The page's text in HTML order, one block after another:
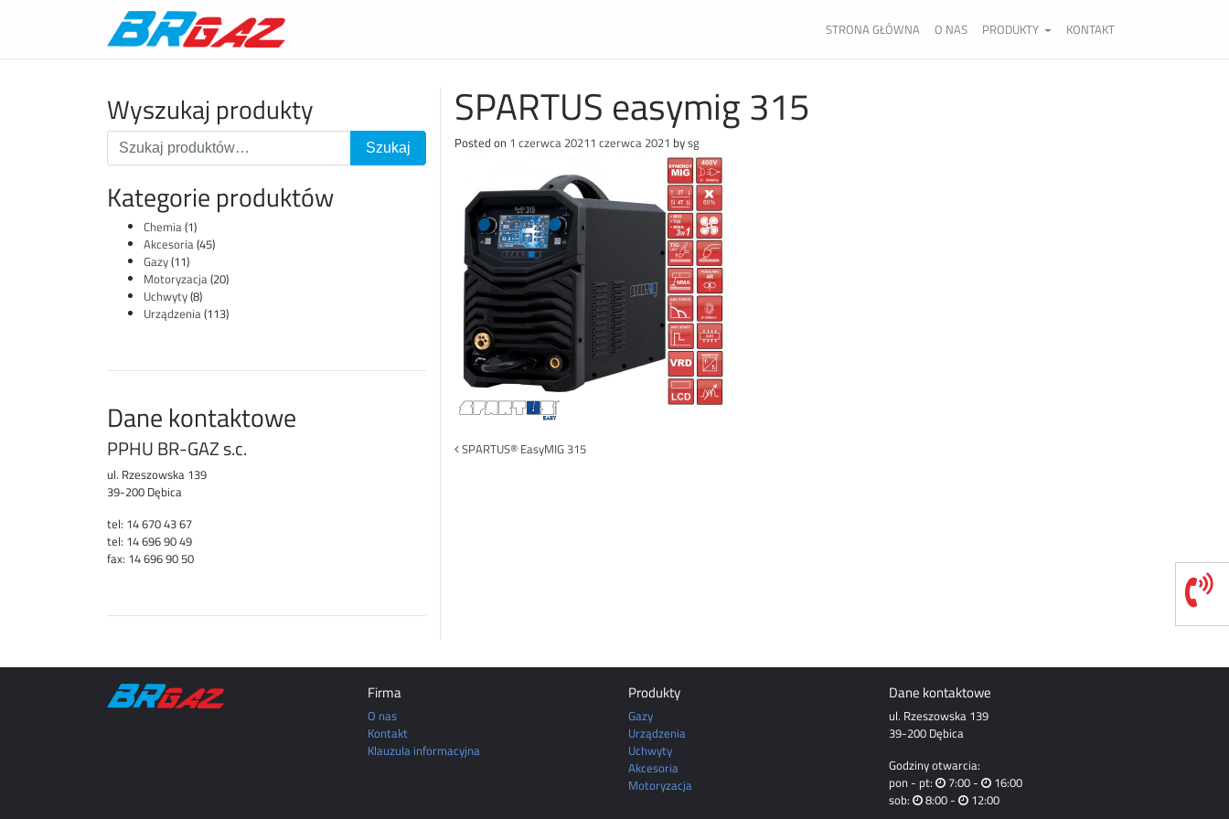
STRONA GŁÓWNA O NAS PRODUKTY KONTAKT
Wyszukaj produkty
Kategorie produktów
Chemia(1)
Akcesoria(45)
Gazy(11)
Motoryzacja(20)
Uchwyty(8)
Urządzenia(113)
Dane kontaktowe
PPHU BR-GAZ s.c.
ul. Rzeszowska 139
39-200 Dębica
tel: 14 670 43 67
tel: 14 696 90 49
fax: 14 696 90 50
SPARTUS easymig 315
Posted on 1 czerwca 20211 czerwca 2021 bysg
Post
SPARTUS® EasyMIG 315
Firma
O nas
Kontakt
Klauzula informacyjna
Produkty
Gazy
Urządzenia
Uchwyty
Akcesoria
Motoryzacja
Dane kontaktowe
ul. Rzeszowska 139
39-200 Dębica
Godziny otwarcia:
pon - pt:
7:00 -
16:00
sob:
8:00 - 12:00